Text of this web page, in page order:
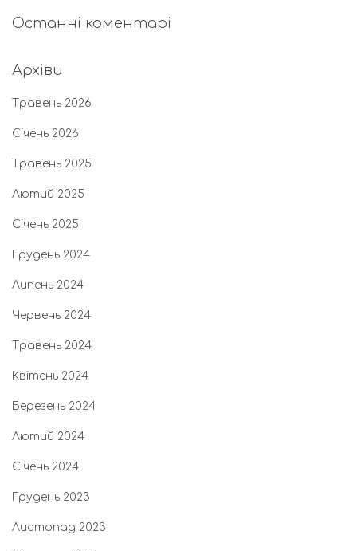
Останні коментарі
Архіви
Травень 2026
Січень 2026
Травень 2025
Лютий 2025
Січень 2025
Грудень 2024
Липень 2024
Червень 2024
Травень 2024
Квітень 2024
Березень 2024
Лютий 2024
Січень 2024
Грудень 2023
Листопад 2023